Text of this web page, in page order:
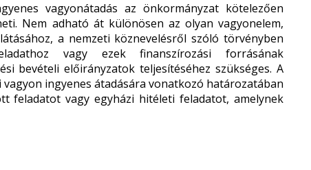
vagyonátadás az önkormányzat kötelezően
Nem adható át különösen az olyan vagyonelem,
a nemzeti köznevelésről szóló törvényben
vagy ezek finanszírozási forrásának
bevételi előirányzatok teljesítéséhez szükséges. A
ingyenes átadására vonatkozó határozatában
feladatot vagy egyházi hitéleti feladatot, amelynek